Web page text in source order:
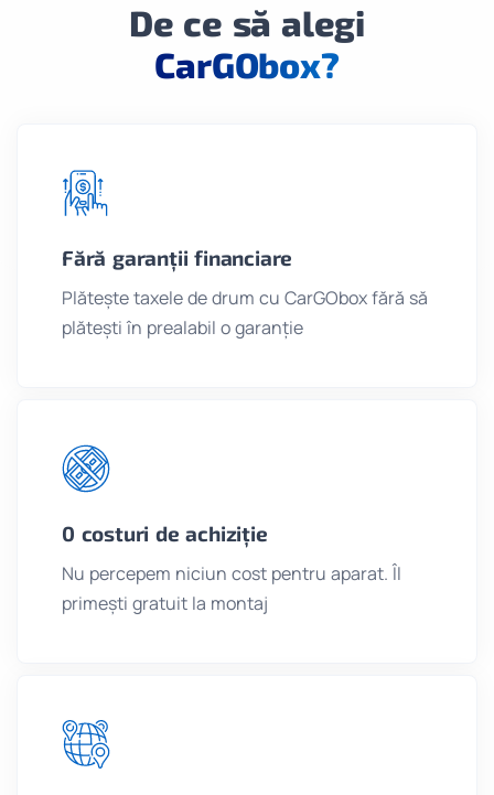
De ce să alegi
CarGObox?
Fără garanții financiare
Plătește taxele de drum cu CarGObox fără să
plătești în prealabil o garanție
0 costuri de achiziție
Nu percepem niciun cost pentru aparat. Îl
primești gratuit la montaj